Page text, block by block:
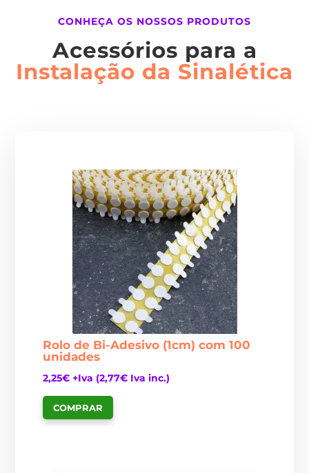
CONHEÇA OS NOSSOS PRODUTOS
Acessórios para a
Instalação da Sinalética
Rolo de Bi-Adesivo (1cm) com 100
unidades
2,25€ +Iva (2,77€ Iva inc.)
COMPRAR